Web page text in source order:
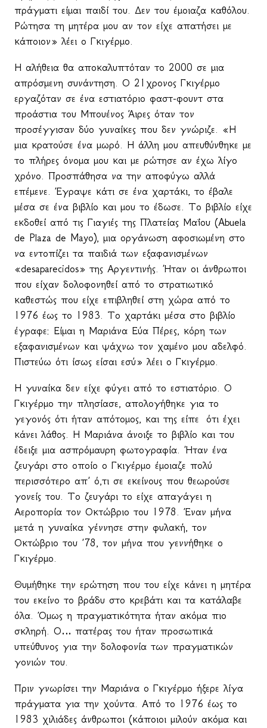
πράγματι είμαι παιδί του. Δεν του έμοιαζα καθόλου.
Ρώτησα τη μητέρα μου αν τον είχε απατήσει με
κάποιον» λέει ο Γκιγέρμο.
Η αλήθεια θα αποκαλυπτόταν το 2000 σε μια
απρόσμενη συνάντηση. Ο 21χρονος Γκιγέρμο
εργαζόταν σε ένα εστιατόριο φαστ-φουντ στα
προάστια του Μπουένος Άιρες όταν τον
προσέγγισαν δύο γυναίκες που δεν γνώριζε. «Η
μια κρατούσε ένα μωρό. Η άλλη μου απευθύνθηκε με
το πλήρες όνομα μου και με ρώτησε αν έχω λίγο
χρόνο. Προσπάθησα να την αποφύγω αλλά
επέμενε. Έγραψε κάτι σε ένα χαρτάκι, το έβαλε
μέσα σε ένα βιβλίο και μου το έδωσε. Το βιβλίο είχε
εκδοθεί από τις Γιαγιές της Πλατείας Μαΐου (Abuela
de Plaza de Mayo), μια οργάνωση αφοσιωμένη στο
να εντοπίζει τα παιδιά των εξαφανισμένων
«desaparecidos» της Αργεντινής. Ήταν οι άνθρωποι
που είχαν δολοφονηθεί από το στρατιωτικό
καθεστώς που είχε επιβληθεί στη χώρα από το
1976 έως το 1983. Το χαρτάκι μέσα στο βιβλίο
έγραφε: Είμαι η Μαριάνα Εύα Πέρες, κόρη των
εξαφανισμένων και ψάχνω τον χαμένο μου αδελφό.
Πιστεύω ότι ίσως είσαι εσύ» λέει ο Γκιγέρμο.
Η γυναίκα δεν είχε φύγει από το εστιατόριο. Ο
Γκιγέρμο την πλησίασε, απολογήθηκε για το
γεγονός ότι ήταν απότομος, και της είπε ότι έχει
κάνει λάθος. Η Μαριάνα άνοιξε το βιβλίο και του
έδειξε μια ασπρόμαυρη φωτογραφία. Ήταν ένα
ζευγάρι στο οποίο ο Γκιγέρμο έμοιαζε πολύ
περισσότερο απ’ ό,τι σε εκείνους που θεωρούσε
γονείς του. Το ζευγάρι το είχε απαγάγει η
Αεροπορία τον Οκτώβριο του 1978. Έναν μήνα
μετά η γυναίκα γέννησε στην φυλακή, τον
Οκτώβριο του ’78, τον μήνα που γεννήθηκε ο
Γκιγέρμο.
Θυμήθηκε την ερώτηση που του είχε κάνει η μητέρα
του εκείνο το βράδυ στο κρεβάτι και τα κατάλαβε
όλα. Όμως η πραγματικότητα ήταν ακόμα πιο
σκληρή. Ο… πατέρας του ήταν προσωπικά
υπεύθυνος για την δολοφονία των πραγματικών
γονιών του.
Πριν γνωρίσει την Μαριάνα ο Γκιγέρμο ήξερε λίγα
πράγματα για την χούντα. Από το 1976 έως το
1983 χιλιάδες άνθρωποι (κάποιοι μιλούν ακόμα και